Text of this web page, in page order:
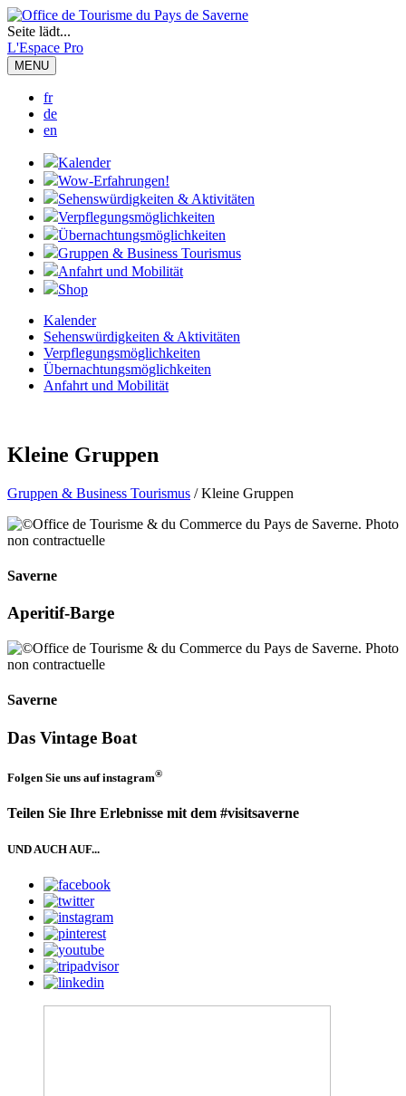
Seite lädt...
L'Espace Pro
MENU
fr
de
en
Kalender
Wow-Erfahrungen!
Sehenswürdigkeiten & Aktivitäten
Verpflegungsmöglichkeiten
Übernachtungsmöglichkeiten
Gruppen & Business Tourismus
Anfahrt und Mobilität
Shop
Kalender
Sehenswürdigkeiten & Aktivitäten
Verpflegungsmöglichkeiten
Übernachtungsmöglichkeiten
Anfahrt und Mobilität
Kleine Gruppen
Gruppen & Business Tourismus / Kleine Gruppen
Saverne
Aperitif-Barge
Saverne
Das Vintage Boat
Folgen Sie uns aufinstagram®
Teilen Sie Ihre Erlebnisse mit dem #visitsaverne
UND AUCH AUF...